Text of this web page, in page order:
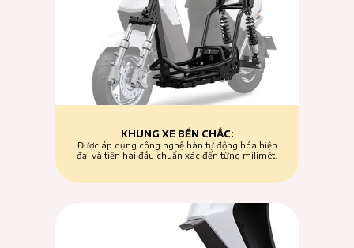
KHUNG XE BỀN CHẮC:
Được áp dụng công nghệ hàn tự động hóa hiện
đại và tiện hai đầu chuẩn xác đến từng milimét.